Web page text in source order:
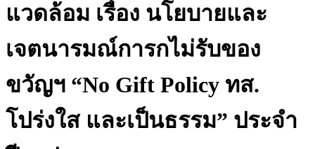
แวดล้อม เรื่อง นโยบายและ
เจตนารมณ์การกไม่รับของ
ขวัญฯ “No Gift Policy ทส.
โปร่งใส และเป็นธรรม” ประจำ